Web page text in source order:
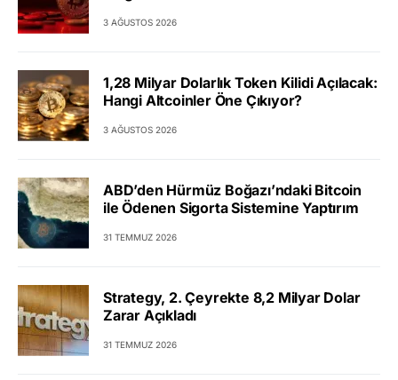
3 AĞUSTOS 2026
1,28 Milyar Dolarlık Token Kilidi Açılacak:
Hangi Altcoinler Öne Çıkıyor?
3 AĞUSTOS 2026
ABD’den Hürmüz Boğazı’ndaki Bitcoin
ile Ödenen Sigorta Sistemine Yaptırım
31 TEMMUZ 2026
Strategy, 2. Çeyrekte 8,2 Milyar Dolar
Zarar Açıkladı
31 TEMMUZ 2026